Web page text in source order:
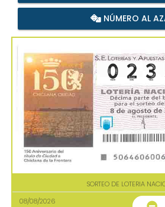
NÚMERO AL
SORTEO DE LOTERIA
08/08/2026